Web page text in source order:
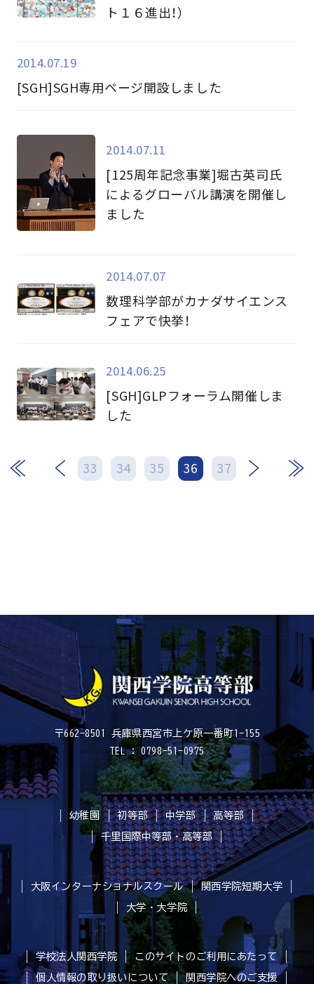
ト１６進出！）
2014.07.19
[SGH]SGH専用ページ開設しました
2014.07.11
[125周年記念事業]堀古英司氏
によるグローバル講演を開催し
ました
2014.07.07
数理科学部がカナダサイエンス
フェアで快挙！
2014.06.25
[SGH]GLPフォーラム開催しま
した
33 34 35 36 37
次 最後
〒662-8501 兵庫県西宮市上ケ原一番町1-155
TEL : 0798-51-0975
幼稚園 初等部 中学部
高等部
千里国際中等部・高等部
大阪インターナショナルスクール
関西学院短期大学
大学・大学院
学校法人関西学院
このサイトのご利用にあたって
個人情報の取り扱いについて
関西学院へのご支援